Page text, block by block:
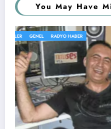
You May Have
GENEL